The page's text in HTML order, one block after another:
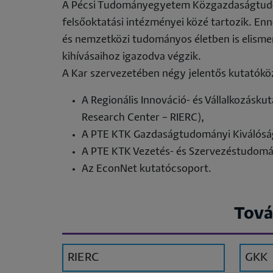
A Pécsi Tudományegyetem
felsőoktatási intézményei közé tartozik.
és nemzetközi tudományos életben is
kihívásaihoz igazodva végzik.
A Kar szervezetében négy jelentős
A Regionális Innováció- és
Research Center – RIERC),
A PTE KTK Gazdaságtudományi
A PTE KTK Vezetés- és
Az EconNet kutatócsoport.
RIERC GKK